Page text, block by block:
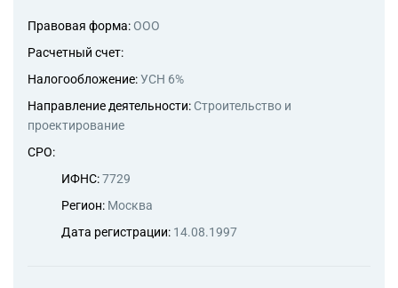
химической технологии,
по кондиционированию
Правовая форма: ООО
Расчетный счет:
Налогообложение:УСН 6%
Направление деятельности: Строительство и
проектирование
СРО:
ИФНС:7729
Регион: Москва
Дата регистрации: 14.08.1997